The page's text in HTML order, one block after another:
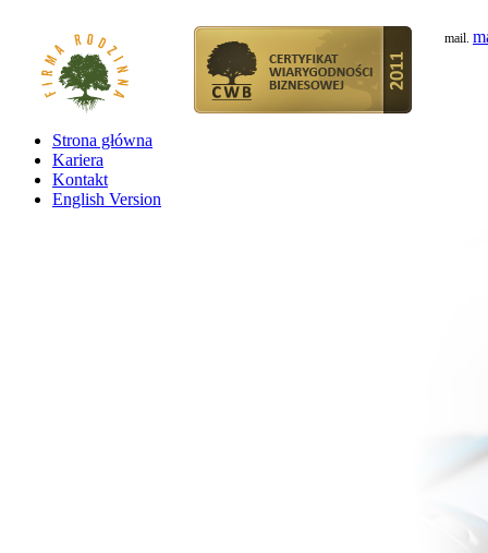
mail.
Strona główna
Kariera
Kontakt
English Version